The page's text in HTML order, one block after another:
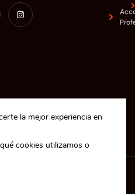
Gabar S.L.
la mejor experiencia en
cookies utilizamos o